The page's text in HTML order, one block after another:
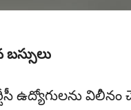
ఉద్యోగులను